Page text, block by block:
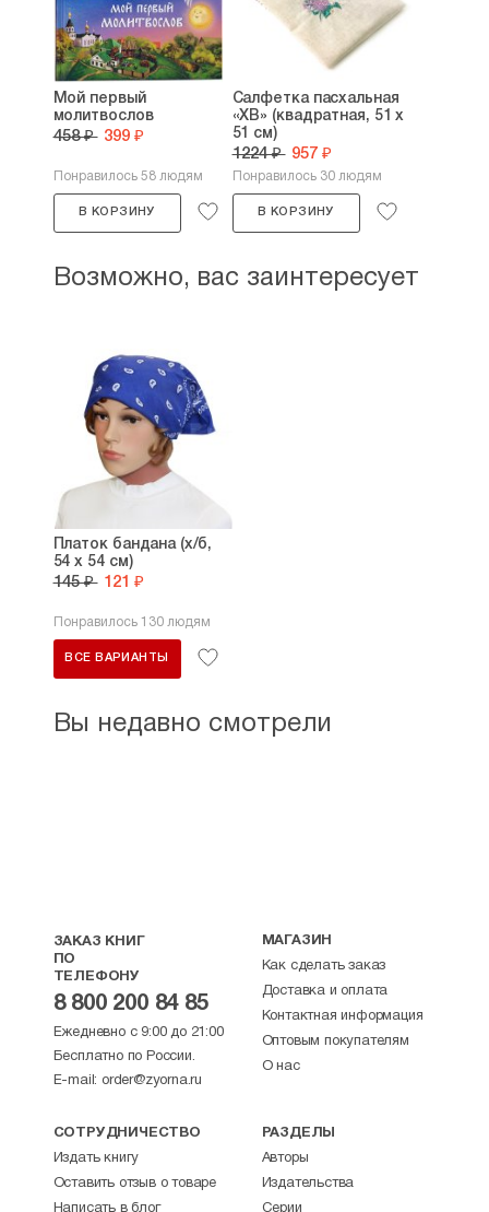
Мой первый
молитвослов
458 ₽ 399 ₽
Понравилось 58 людям
В КОРЗИНУ
Салфетка пасхальная
«ХВ» (квадратная, 51 х
51 см)
1224 ₽ 957 ₽
Понравилось 30 людям
В КОРЗИНУ
Возможно, вас заинтересует
Платок бандана (х/б,
54 х 54 см)
145 ₽ 121 ₽
Понравилось 130 людям
ВСЕ ВАРИАНТЫ
Вы недавно смотрели
ЗАКАЗ КНИГ
ПО
ТЕЛЕФОНУ
8 800 200 84 85
Ежедневно с 9:00 до 21:00
Бесплатно по России.
E-mail: order@zyorna.ru
МАГАЗИН
Как сделать заказ
Доставка и оплата
Контактная информация
Оптовым покупателям
О нас
СОТРУДНИЧЕСТВО
Издать книгу
Оставить отзыв о товаре
Написать в блог
РАЗДЕЛЫ
Авторы
Издательства
Серии